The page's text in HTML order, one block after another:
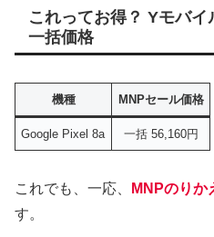
これってお得？ Yモバ
一括価格
機種 MNPセール価格
Google Pixel 8a 一括 56,160円
これでも、一応、 MNPのりか
す。